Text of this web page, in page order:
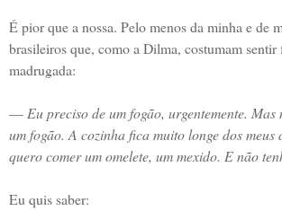
É pior que a nossa. Pelo menos da minha e de
brasileiros que, como a Dilma, costumam sentir
madrugada:
— Eu preciso de um fogão, urgentemente.
um fogão. A cozinha fica muito longe dos meus
quero comer um omelete, um mexido. E não
Eu quis saber: